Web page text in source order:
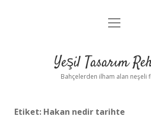
Anasayfa
Yasal Uyarı
menüyü
Yeşil Tasarım
Bahçelerden ilham alan neşeli
Etiket: Hakan nedir tarihte